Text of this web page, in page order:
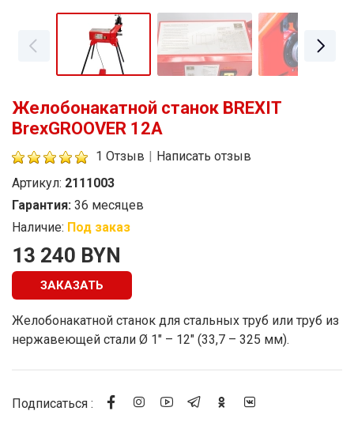
Желобонакатной станок BREXIT
BrexGROOVER 12A
1 Отзыв | Написать отзыв
Артикул: 2111003
Гарантия: 36 месяцев
Наличие: Под заказ
Стоимость
13 240 BYN
ЗАКАЗАТЬ
Желобонакатной станок для стальных труб или труб из
нержавеющей стали Ø 1" – 12" (33,7 – 325 мм).
Подписаться :